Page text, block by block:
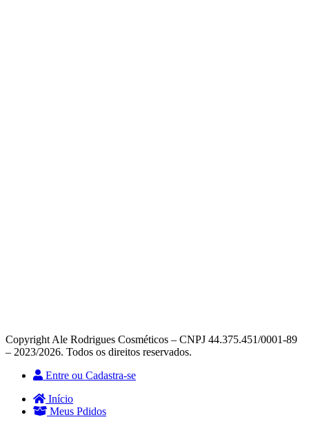
Copyright Ale Rodrigues Cosméticos – CNPJ 44.375.451/0001-89
– 2023/2026. Todos os direitos reservados.
Entre ou Cadastra-se
Início
Meus Pdidos